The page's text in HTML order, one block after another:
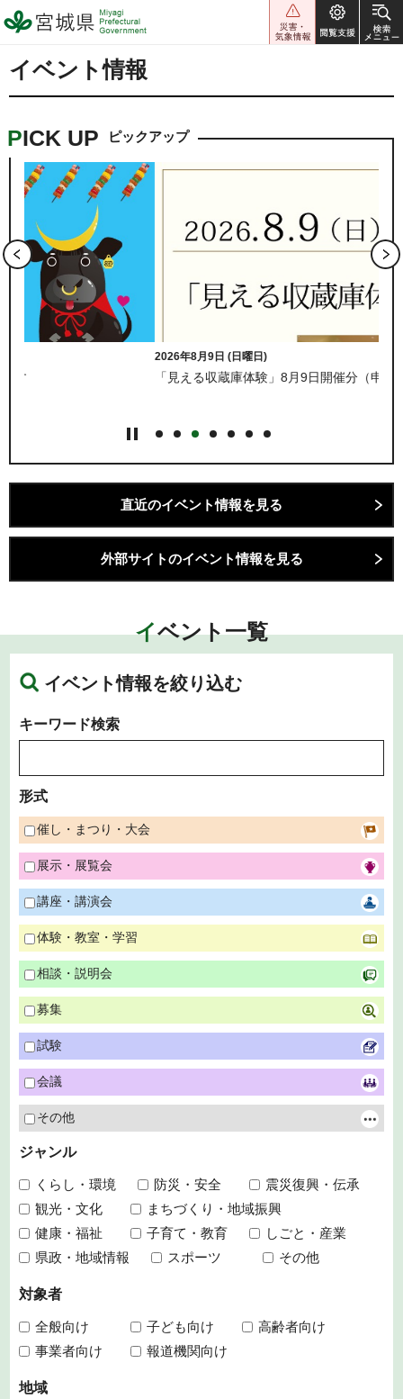
宮城県 Miyagi Prefectural
Government
イベント情報
PICK UP ピックアップ
「見える収蔵庫体験」8月9日開催分（申込は締め切りました）
直近のイベント情報を見る
外部サイトのイベント情報を見る
イベント一覧
イベント情報を絞り込む
キーワード検索
形式
催し・まつり・大会
展示・展覧会
講座・講演会
体験・教室・学習
相談・説明会
募集
試験
会議
その他
ジャンル
くらし・環境 防災・安全
震災復興・伝承
観光・文化
まちづくり・地域振興
健康・福祉
子育て・教育
しごと・産業
県政・地域情報
スポーツ その他
対象者
全般向け 子ども向け
高齢者向け
事業者向け
報道機関向け
地域